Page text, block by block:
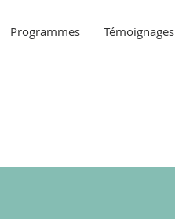
Programmes Témoignages